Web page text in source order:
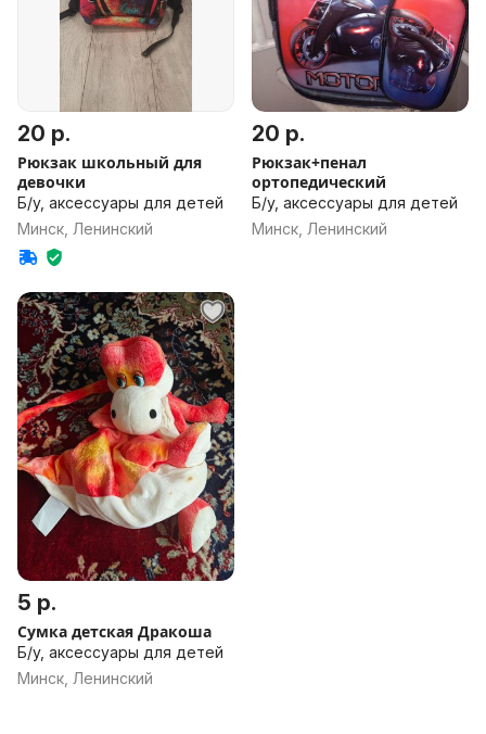
20 р.
Рюкзак школьный для
девочки
Б/у, аксессуары для детей
Минск, Ленинский
20 р.
Рюкзак+пенал
ортопедический
Б/у, аксессуары для детей
Минск, Ленинский
5 р.
Сумка детская Дракоша
Б/у, аксессуары для детей
Минск, Ленинский